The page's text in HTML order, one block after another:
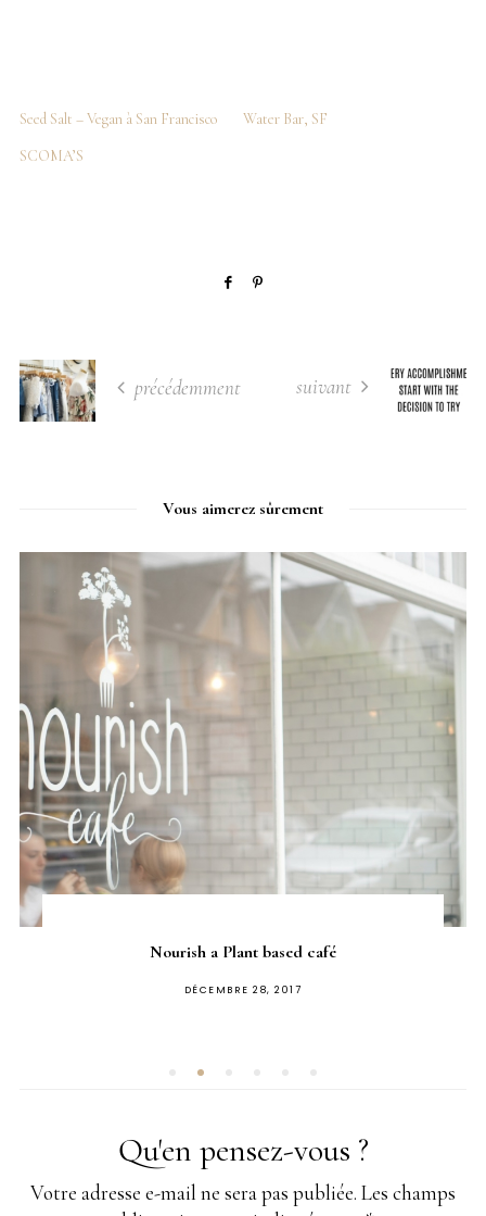
Seed Salt – Vegan à San Francisco
Water Bar, SF
SCOMA’S
précédemment suivant
Vous aimerez sûrement
Nourish a Plant based café
PUBLIÉ
DÉCEMBRE 28, 2017
Qu'en pensez-vous ?
Votre adresse e-mail ne sera pas publiée. Les champs